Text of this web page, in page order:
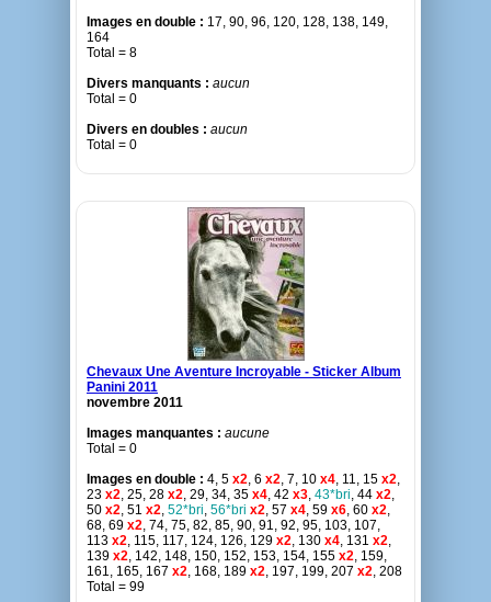
Images en double : 17, 90, 96, 120, 128, 138, 149,
164
Total = 8
Divers manquants : aucun
Total = 0
Divers en doubles : aucun
Total = 0
Chevaux Une Aventure Incroyable - Sticker Album
Panini 2011
novembre 2011
Images manquantes : aucune
Total = 0
Images en double : 4, 5 x2, 6 x2, 7, 10 x4, 11, 15 x2,
23 x2, 25, 28 x2, 29, 34, 35 x4, 42 x3, 43*bri, 44 x2,
50 x2, 51 x2, 52*bri, 56*bri x2, 57 x4, 59 x6, 60 x2,
68, 69 x2, 74, 75, 82, 85, 90, 91, 92, 95, 103, 107,
113 x2, 115, 117, 124, 126, 129 x2, 130 x4, 131 x2,
139 x2, 142, 148, 150, 152, 153, 154, 155 x2, 159,
161, 165, 167 x2, 168, 189 x2, 197, 199, 207 x2, 208
Total = 99